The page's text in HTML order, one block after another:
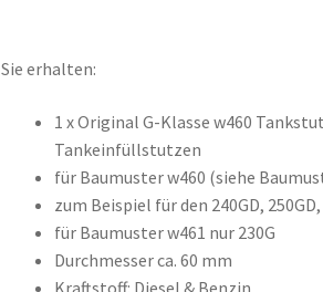
Sie erhalten:
1 x Original G-Klasse w460
Tankeinfüllstutzen
für Baumuster w460 (siehe
zum Beispiel für den 240GD, 250GD,
für Baumuster w461 nur 230G
Durchmesser ca. 60 mm
Kraftstoff: Diesel & Benzin